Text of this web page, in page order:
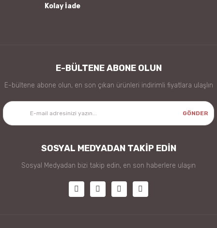
Kolay İade
E-BÜLTENE ABONE OLUN
E-bültene abone olun, en son çıkan ürünleri indirimli fiyatlara ulaşlın
GÖNDER
SOSYAL MEDYADAN TAKİP EDİN
Sosyal Medyadan bizi takip edin, en son haberlere ulaşın